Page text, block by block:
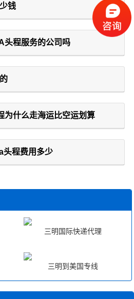
钱
头程服务的公司吗
为什么走海运比空运划算
头程费用多少
三明国际快递代理
三明到美国专线